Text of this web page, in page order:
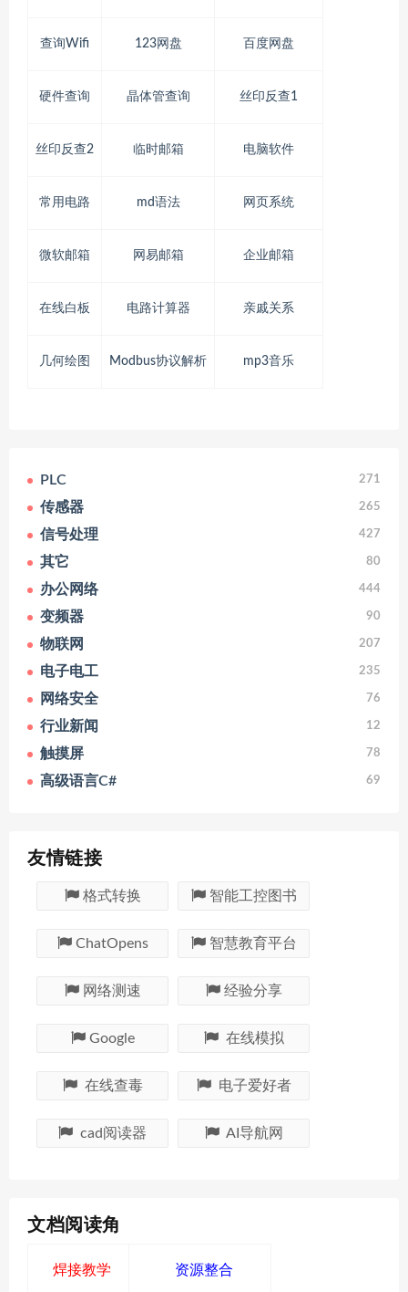
查询Wifi 123网盘 百度网盘
硬件查询 晶体管查询 丝印反查1
丝印反查2 临时邮箱 电脑软件
常用电路 md语法 网页系统
微软邮箱 网易邮箱 企业邮箱
在线白板 电路计算器 亲戚关系
几何绘图 Modbus协议解析 mp3音乐
PLC 271
传感器 265
信号处理 427
其它 80
办公网络 444
变频器 90
物联网 207
电子电工 235
网络安全 76
行业新闻 12
触摸屏 78
高级语言C# 69
友情链接
格式转换 智能工控图书
ChatOpens 智慧教育平台
网络测速 经验分享
Google 在线模拟
在线查毒 电子爱好者
cad阅读器 AI导航网
文档阅读角
焊接教学 资源整合